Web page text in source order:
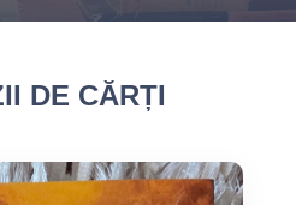
DE CĂRȚI